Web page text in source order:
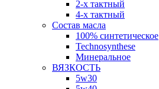
2-х тактный
4-х тактный
Состав масла
100% синтетическое
Technosynthese
Минеральное
ВЯЗКОСТЬ
5w30